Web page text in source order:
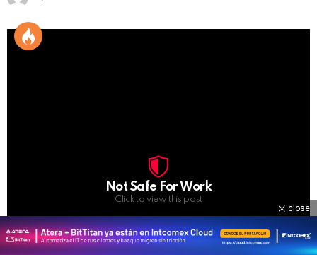
Not Safe For Work
Click to view this post
close